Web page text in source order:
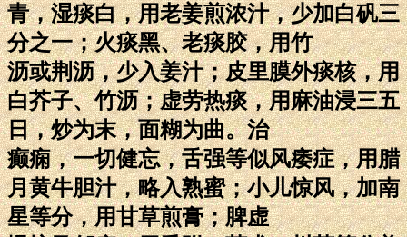
青，湿痰白，用老姜煎浓汁，少加白矾三
分之一；火痰黑、老痰胶，用竹
沥或荆沥，少入姜汁；皮里膜外痰核，用
白芥子、竹沥；虚劳热痰，用麻油浸三五
日，炒为末，面糊为曲。治
癫痫，一切健忘，舌强等似风痿症，用腊
月黄牛胆汁，略入熟蜜；小儿惊风，加南
星等分，用甘草煎膏；脾虚